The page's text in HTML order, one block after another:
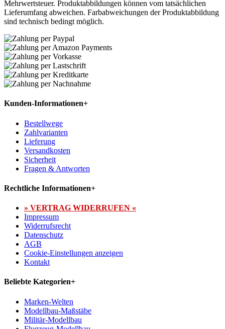
Mehrwertsteuer. Produktabbildungen können vom tatsächlichen
Lieferumfang abweichen. Farbabweichungen der Produktabbildung
sind technisch bedingt möglich.
Kunden-Informationen+
Bestellwege
Zahlvarianten
Lieferung
Versandkosten
Sicherheit
Fragen & Antworten
Rechtliche Informationen+
» VERTRAG WIDERRUFEN «
Impressum
Widerrufsrecht
Datenschutz
AGB
Cookie-Einstellungen anzeigen
Kontakt
Beliebte Kategorien+
Marken-Welten
Modellbau-Maßstäbe
Militär-Modellbau